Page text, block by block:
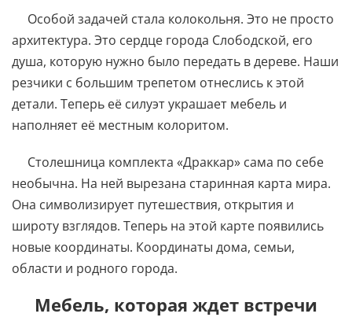
Особой задачей стала колокольня. Это не просто
архитектура. Это сердце города Слободской, его
душа, которую нужно было передать в дереве. Наши
резчики с большим трепетом отнеслись к этой
детали. Теперь её силуэт украшает мебель и
наполняет её местным колоритом.
Столешница комплекта «Драккар» сама по себе
необычна. На ней вырезана старинная карта мира.
Она символизирует путешествия, открытия и
широту взглядов. Теперь на этой карте появились
новые координаты. Координаты дома, семьи,
области и родного города.
Мебель, которая ждет встречи